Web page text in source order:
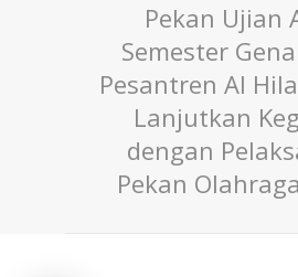
Pekan Ujian
Semester
Pesantren Al
Lanjutkan
dengan
Pekan